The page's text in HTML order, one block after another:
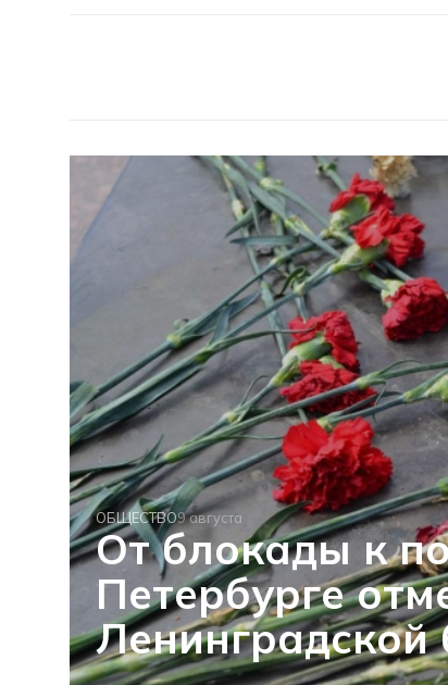
ОБЩЕСТВО9 августа
От блокады к
Петербурге
Ленинградской